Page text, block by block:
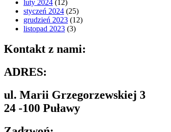
luty 2024 (12)
styczeń 2024 (25)
grudzień 2023 (12)
listopad 2023 (3)
Kontakt z nami:
ADRES:
ul. Marii Grzegorzewskiej 3
24 -100 Puławy